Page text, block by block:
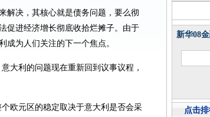
解决，其核心就是债务问题，要么彻
促进经济增长彻底收拾烂摊子。由于
成为人们关注的下一个焦点。
大利的问题现在重新回到议事议程，
欧元区的稳定取决于意大利是否会采
新华08
点击